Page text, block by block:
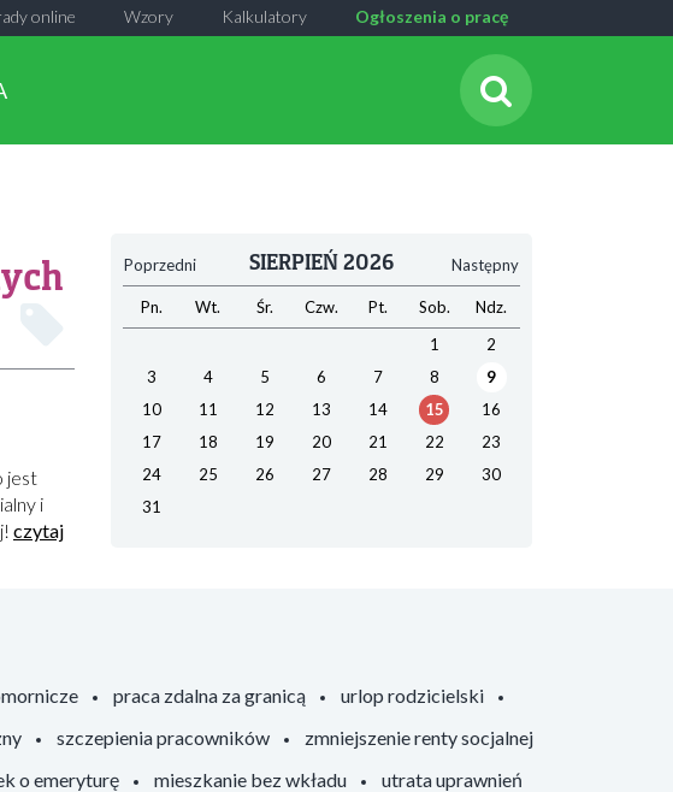
Ogłoszenia o pracę
Kalkulatory
Wzory
online
jest
i
czytaj
Poprzedni Następny
SIERPIEŃ 2026
Pn. Wt. Śr. Czw. Pt. Sob.
Ndz.
1
2
3
4 5 6 7 8
9
10
11 12 13 14 15
16
17
18 19 20 21 22
23
24
25 26 27 28 29
30
31
praca zdalna za granicą
urlop rodzicielski
szczepienia pracowników
zmniejszenie renty socjalnej
o emeryturę mieszkanie bez wkładu
utrata uprawnień